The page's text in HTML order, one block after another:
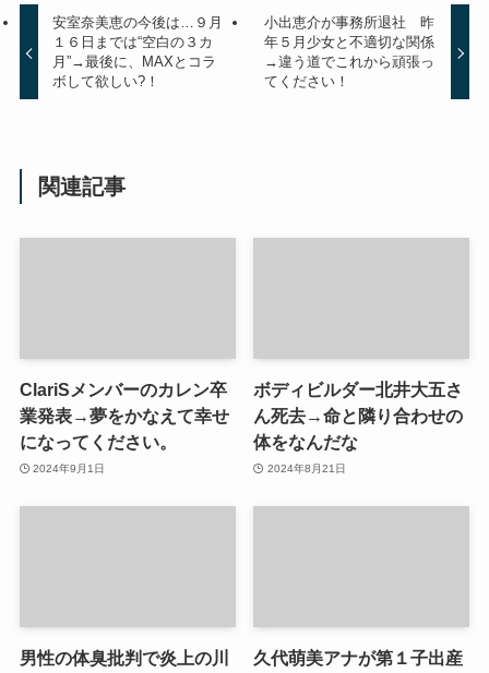
安室奈美恵の今後は…９月
１６日までは“空白の３カ
月”→最後に、MAXとコラ
ボして欲しい?！
小出恵介が事務所退社 昨
年５月少女と不適切な関係
→違う道でこれから頑張っ
てください！
関連記事
ClariSメンバーのカレン卒
業発表→夢をかなえて幸せ
になってください。
2024年9月1日
ボディビルダー北井大五さ
ん死去→命と隣り合わせの
体をなんだな
2024年8月21日
男性の体臭批判で炎上の川
久代萌美アナが第１子出産